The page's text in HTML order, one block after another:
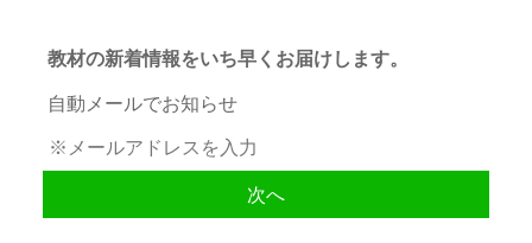
教材の新着情報をいち早くお届けします。
自動メールでお知らせ